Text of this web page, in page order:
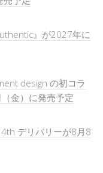
』が2027年に
design の初コラ
金）に発売予定
デリバリーが8月8